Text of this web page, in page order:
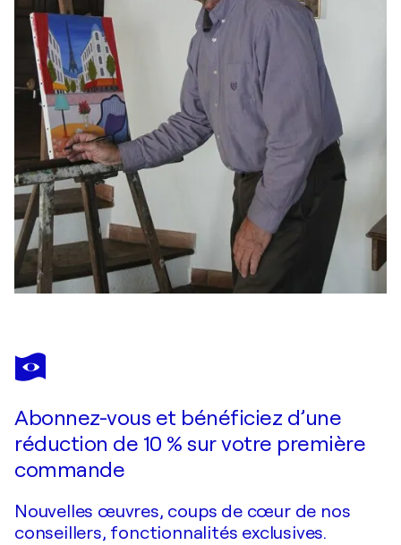
Abonnez-vous et bénéficiez d’une
réduction de 10 % sur votre première
commande
Nouvelles œuvres, coups de cœur de nos
conseillers, fonctionnalités exclusives.